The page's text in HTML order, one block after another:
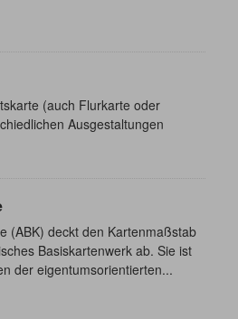
(auch Flurkarte oder
Ausgestaltungen
(ABK) deckt den Kartenmaßstab
Basiskartenwerk ab. Sie ist
der eigentumsorientierten...